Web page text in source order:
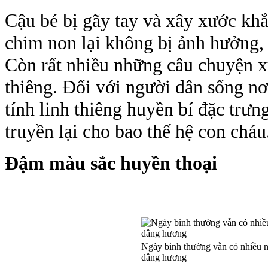
Cậu bé bị gãy tay và xây xước
chim non lại không bị ảnh
Còn rất nhiều những câu chuyện
thiêng. Đối với người dân sống
tính linh thiêng huyền bí đặc
truyền lại cho bao thế hệ con
Đậm màu sắc huyền thoại
Ngày bình thường vẫn có nhiều
dâng hương